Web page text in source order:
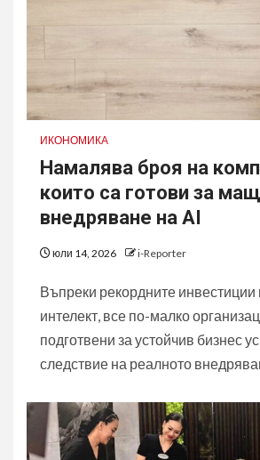
ИКОНОМИКА
Намалява броя на
които са готови за
внедряване на AI
юли 14, 2026 i-Reporter
Въпреки рекордните инвестиции
интелект, все по-малко
подготвени за устойчив бизнес
следствие на реалното